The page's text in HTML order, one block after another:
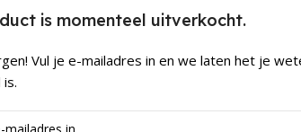
is momenteel uitverkocht.
Vul je e-mailadres in en we laten het je